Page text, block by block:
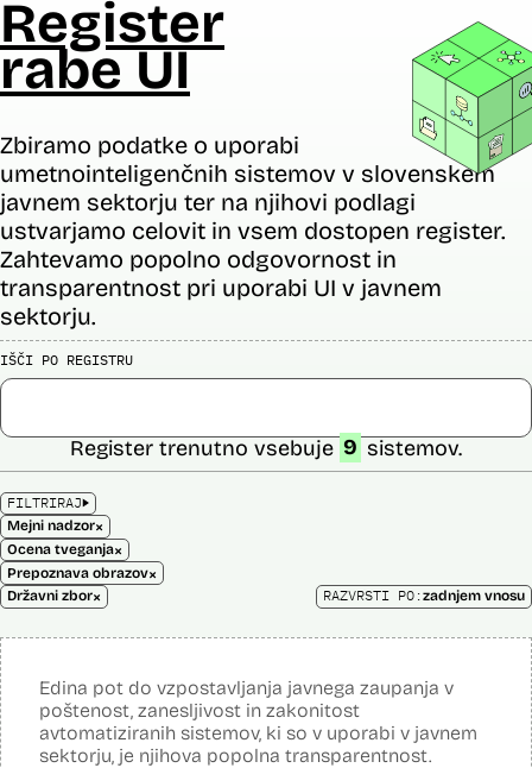
Register
rabe UI
Zbiramo podatke o uporabi
umetnointeligenčnih sistemov v slovenskem
javnem sektorju ter na njihovi podlagi
ustvarjamo celovit in vsem dostopen register.
Zahtevamo popolno odgovornost in
transparentnost pri uporabi UI v javnem
sektorju.
IŠČI PO REGISTRU
FILTRIRAJ
Mejni nadzor×
Ocena tveganja×
Prepoznava obrazov×
Državni zbor×
Register trenutno vsebuje 9 sistemov.
RAZVRSTI PO:zadnjem vnosu
Edina pot do vzpostavljanja javnega zaupanja v
poštenost, zanesljivost in zakonitost
avtomatiziranih sistemov, ki so v uporabi v javnem
sektorju, je njihova popolna transparentnost.